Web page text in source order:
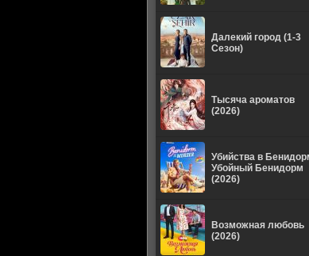
Далекий город (1-3
Сезон)
Тысяча ароматов
(2026)
Убийства в
Убойный Бенидорм
(2026)
Возможная любовь
(2026)